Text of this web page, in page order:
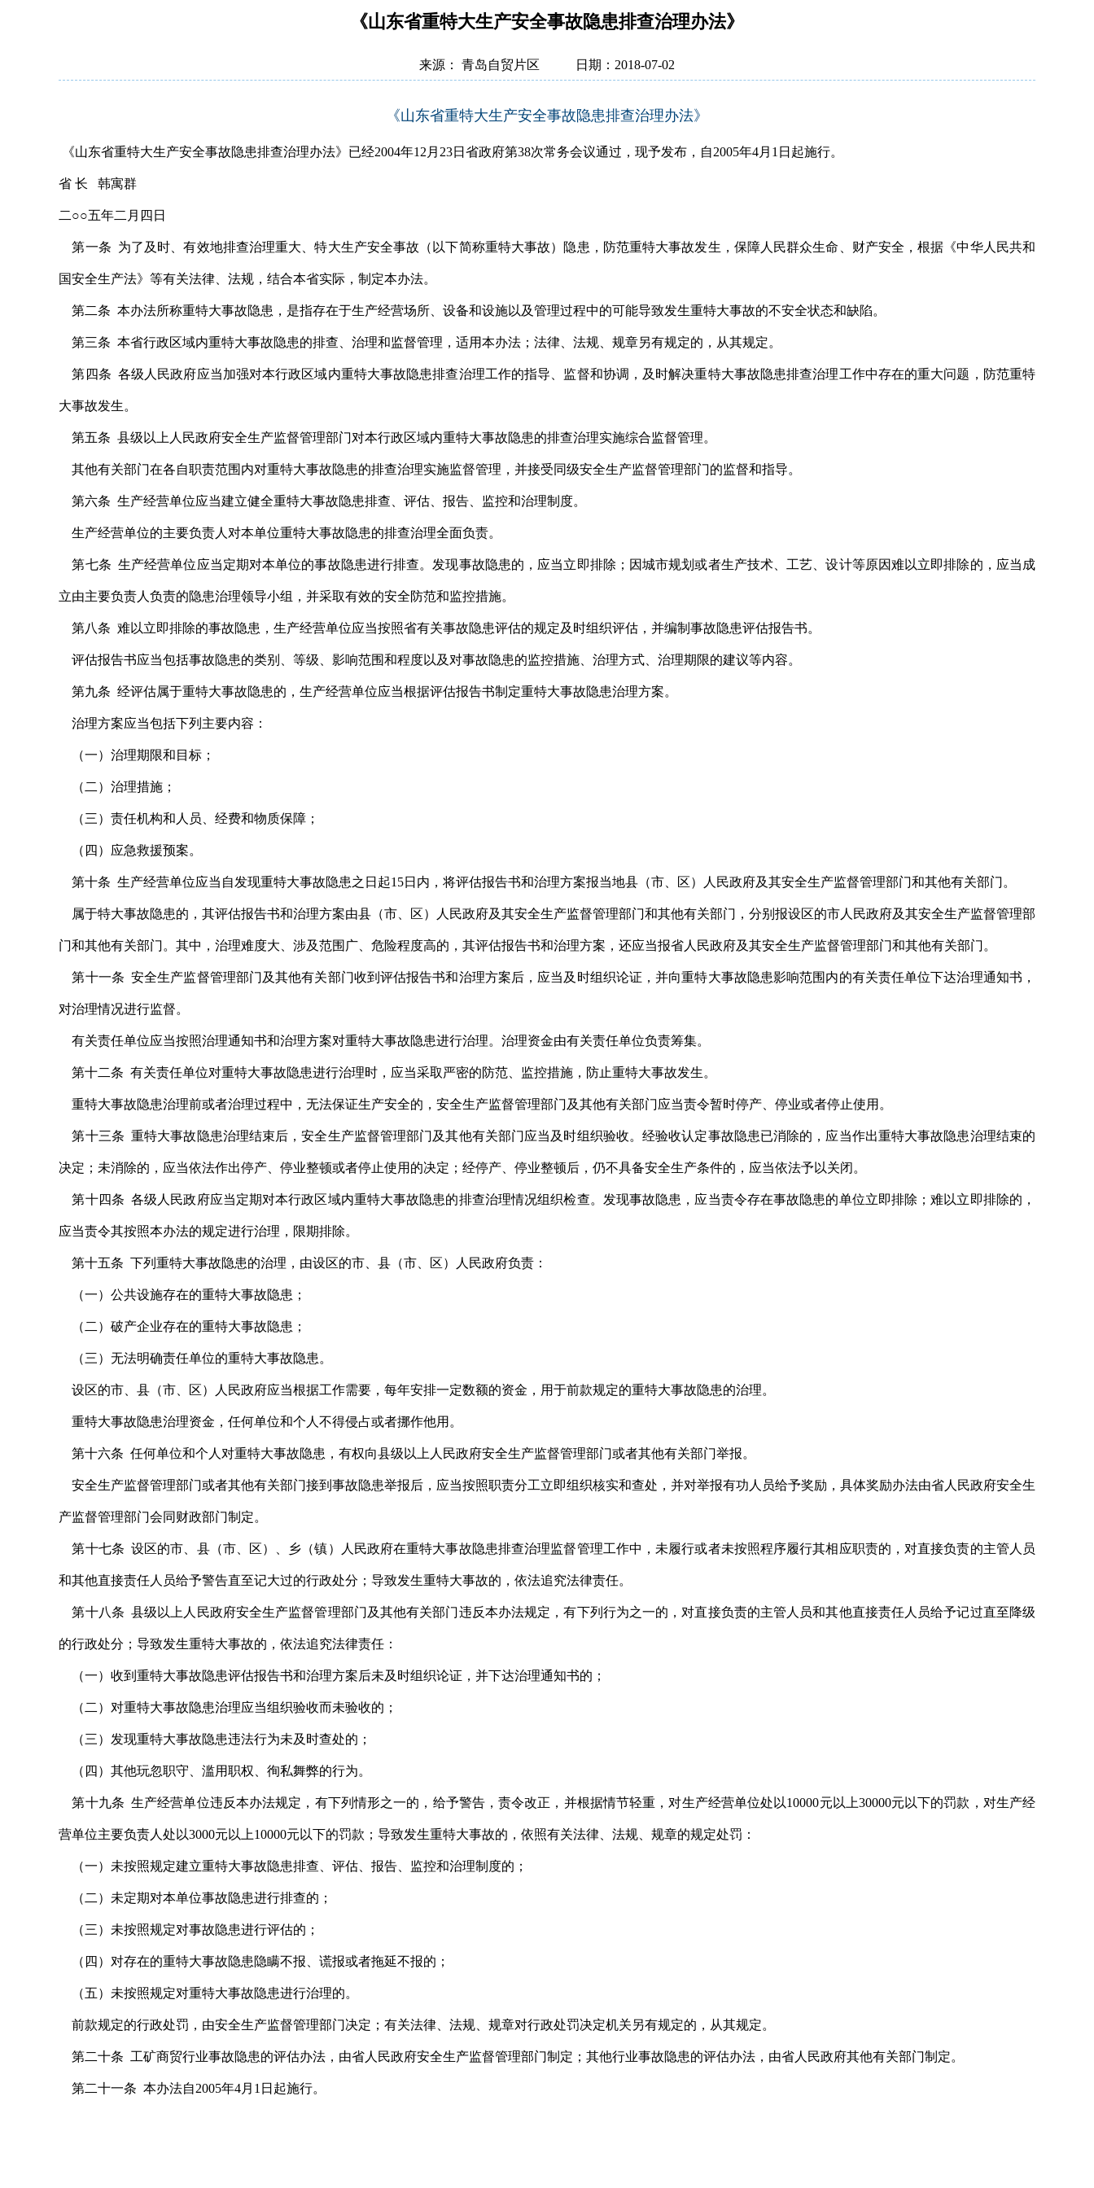
《山东省重特大生产安全事故隐患排查治理办法》
来源： 青岛自贸片区 日期：2018-07-02
《山东省重特大生产安全事故隐患排查治理办法》
《山东省重特大生产安全事故隐患排查治理办法》已经2004年12月23日省政府第38次常务会议通过，现予发布，自2005年4月1日起施行。
省 长 韩寓群
二○○五年二月四日
第一条 为了及时、有效地排查治理重大、特大生产安全事故（以下简称重特大事故）隐患，防范重特大事故发生，保障人民群众生命、财产安全，根据《中华人民共和
国安全生产法》等有关法律、法规，结合本省实际，制定本办法。
第二条 本办法所称重特大事故隐患，是指存在于生产经营场所、设备和设施以及管理过程中的可能导致发生重特大事故的不安全状态和缺陷。
第三条 本省行政区域内重特大事故隐患的排查、治理和监督管理，适用本办法；法律、法规、规章另有规定的，从其规定。
第四条 各级人民政府应当加强对本行政区域内重特大事故隐患排查治理工作的指导、监督和协调，及时解决重特大事故隐患排查治理工作中存在的重大问题，防范重特
大事故发生。
第五条 县级以上人民政府安全生产监督管理部门对本行政区域内重特大事故隐患的排查治理实施综合监督管理。
其他有关部门在各自职责范围内对重特大事故隐患的排查治理实施监督管理，并接受同级安全生产监督管理部门的监督和指导。
第六条 生产经营单位应当建立健全重特大事故隐患排查、评估、报告、监控和治理制度。
生产经营单位的主要负责人对本单位重特大事故隐患的排查治理全面负责。
第七条 生产经营单位应当定期对本单位的事故隐患进行排查。发现事故隐患的，应当立即排除；因城市规划或者生产技术、工艺、设计等原因难以立即排除的，应当成
立由主要负责人负责的隐患治理领导小组，并采取有效的安全防范和监控措施。
第八条 难以立即排除的事故隐患，生产经营单位应当按照省有关事故隐患评估的规定及时组织评估，并编制事故隐患评估报告书。
评估报告书应当包括事故隐患的类别、等级、影响范围和程度以及对事故隐患的监控措施、治理方式、治理期限的建议等内容。
第九条 经评估属于重特大事故隐患的，生产经营单位应当根据评估报告书制定重特大事故隐患治理方案。
治理方案应当包括下列主要内容：
（一）治理期限和目标；
（二）治理措施；
（三）责任机构和人员、经费和物质保障；
（四）应急救援预案。
第十条 生产经营单位应当自发现重特大事故隐患之日起15日内，将评估报告书和治理方案报当地县（市、区）人民政府及其安全生产监督管理部门和其他有关部门。
属于特大事故隐患的，其评估报告书和治理方案由县（市、区）人民政府及其安全生产监督管理部门和其他有关部门，分别报设区的市人民政府及其安全生产监督管理部
门和其他有关部门。其中，治理难度大、涉及范围广、危险程度高的，其评估报告书和治理方案，还应当报省人民政府及其安全生产监督管理部门和其他有关部门。
第十一条 安全生产监督管理部门及其他有关部门收到评估报告书和治理方案后，应当及时组织论证，并向重特大事故隐患影响范围内的有关责任单位下达治理通知书，
对治理情况进行监督。
有关责任单位应当按照治理通知书和治理方案对重特大事故隐患进行治理。治理资金由有关责任单位负责筹集。
第十二条 有关责任单位对重特大事故隐患进行治理时，应当采取严密的防范、监控措施，防止重特大事故发生。
重特大事故隐患治理前或者治理过程中，无法保证生产安全的，安全生产监督管理部门及其他有关部门应当责令暂时停产、停业或者停止使用。
第十三条 重特大事故隐患治理结束后，安全生产监督管理部门及其他有关部门应当及时组织验收。经验收认定事故隐患已消除的，应当作出重特大事故隐患治理结束的
决定；未消除的，应当依法作出停产、停业整顿或者停止使用的决定；经停产、停业整顿后，仍不具备安全生产条件的，应当依法予以关闭。
第十四条 各级人民政府应当定期对本行政区域内重特大事故隐患的排查治理情况组织检查。发现事故隐患，应当责令存在事故隐患的单位立即排除；难以立即排除的，
应当责令其按照本办法的规定进行治理，限期排除。
第十五条 下列重特大事故隐患的治理，由设区的市、县（市、区）人民政府负责：
（一）公共设施存在的重特大事故隐患；
（二）破产企业存在的重特大事故隐患；
（三）无法明确责任单位的重特大事故隐患。
设区的市、县（市、区）人民政府应当根据工作需要，每年安排一定数额的资金，用于前款规定的重特大事故隐患的治理。
重特大事故隐患治理资金，任何单位和个人不得侵占或者挪作他用。
第十六条 任何单位和个人对重特大事故隐患，有权向县级以上人民政府安全生产监督管理部门或者其他有关部门举报。
安全生产监督管理部门或者其他有关部门接到事故隐患举报后，应当按照职责分工立即组织核实和查处，并对举报有功人员给予奖励，具体奖励办法由省人民政府安全生
产监督管理部门会同财政部门制定。
第十七条 设区的市、县（市、区）、乡（镇）人民政府在重特大事故隐患排查治理监督管理工作中，未履行或者未按照程序履行其相应职责的，对直接负责的主管人员
和其他直接责任人员给予警告直至记大过的行政处分；导致发生重特大事故的，依法追究法律责任。
第十八条 县级以上人民政府安全生产监督管理部门及其他有关部门违反本办法规定，有下列行为之一的，对直接负责的主管人员和其他直接责任人员给予记过直至降级
的行政处分；导致发生重特大事故的，依法追究法律责任：
（一）收到重特大事故隐患评估报告书和治理方案后未及时组织论证，并下达治理通知书的；
（二）对重特大事故隐患治理应当组织验收而未验收的；
（三）发现重特大事故隐患违法行为未及时查处的；
（四）其他玩忽职守、滥用职权、徇私舞弊的行为。
第十九条 生产经营单位违反本办法规定，有下列情形之一的，给予警告，责令改正，并根据情节轻重，对生产经营单位处以10000元以上30000元以下的罚款，对生产经
营单位主要负责人处以3000元以上10000元以下的罚款；导致发生重特大事故的，依照有关法律、法规、规章的规定处罚：
（一）未按照规定建立重特大事故隐患排查、评估、报告、监控和治理制度的；
（二）未定期对本单位事故隐患进行排查的；
（三）未按照规定对事故隐患进行评估的；
（四）对存在的重特大事故隐患隐瞒不报、谎报或者拖延不报的；
（五）未按照规定对重特大事故隐患进行治理的。
前款规定的行政处罚，由安全生产监督管理部门决定；有关法律、法规、规章对行政处罚决定机关另有规定的，从其规定。
第二十条 工矿商贸行业事故隐患的评估办法，由省人民政府安全生产监督管理部门制定；其他行业事故隐患的评估办法，由省人民政府其他有关部门制定。
第二十一条 本办法自2005年4月1日起施行。